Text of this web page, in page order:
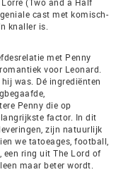
(Two and a Half
cast met komisch-
knaller is.
met Penny
voor Leonard.
was. Dé ingrediënten
Penny die op
factor. In dit
zijn natuurlijk
we tatoeages, football,
een ring uit The Lord of
maar beter wordt.